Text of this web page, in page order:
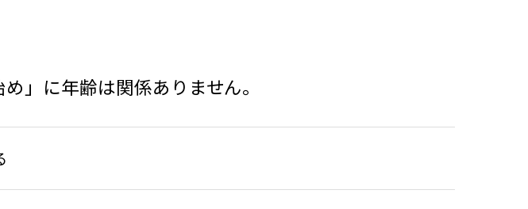
」に年齢は関係ありません。